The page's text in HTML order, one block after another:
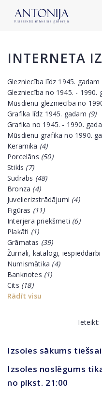
INTERNETA
Glezniecība līdz 1945. gadam
Glezniecība no 1945. - 1990.
Mūsdienu glezniecība no
Grafika līdz 1945. gadam (9)
Grafika no 1945. - 1990.
Mūsdienu grafika no 1990.
Keramika (4)
Porcelāns (50)
Stikls (7)
Sudrabs (48)
Bronza (4)
Juvelierizstrādājumi (4)
Figūras (11)
Interjera priekšmeti (6)
Plakāti (1)
Grāmatas (39)
Žurnāli, katalogi, iespieddarbi
Numismātika (4)
Banknotes (1)
Cits (18)
Rādīt visu
Ieteikt:
Izsoles sākums
Izsoles noslēgums
no plkst. 21:00